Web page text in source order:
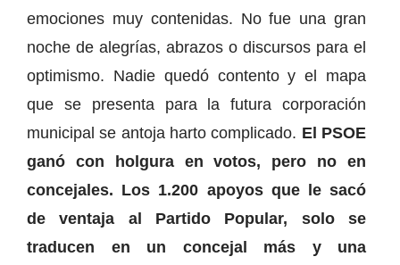
emociones muy contenidas. No fue una gran
noche de alegrías, abrazos o discursos para el
optimismo. Nadie quedó contento y el mapa
que se presenta para la futura corporación
municipal se antoja harto complicado. El PSOE
ganó con holgura en votos, pero no en
concejales. Los 1.200 apoyos que le sacó
de ventaja al Partido Popular, solo se
traducen en un concejal más y una